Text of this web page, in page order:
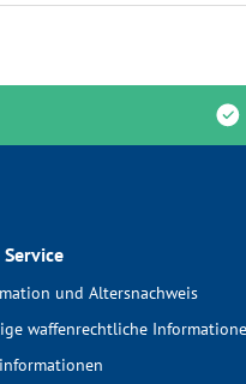
und Altersnachweis
waffenrechtliche